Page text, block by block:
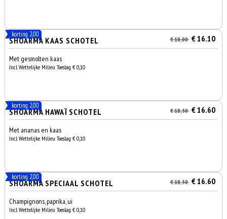
korting 2,00
SHOARMA KAAS SCHOTEL € 18,00 € 16.10
Met gesmolten kaas
Incl. Wettelijke Milieu Toeslag € 0,10
korting 2,00
SHOARMA HAWAÏ SCHOTEL € 18,50 € 16.60
Met ananas en kaas
Incl. Wettelijke Milieu Toeslag € 0,10
korting 2,00
SHOARMA SPECIAAL SCHOTEL € 18,50 € 16.60
Champignons, paprika, ui
Incl. Wettelijke Milieu Toeslag € 0,10